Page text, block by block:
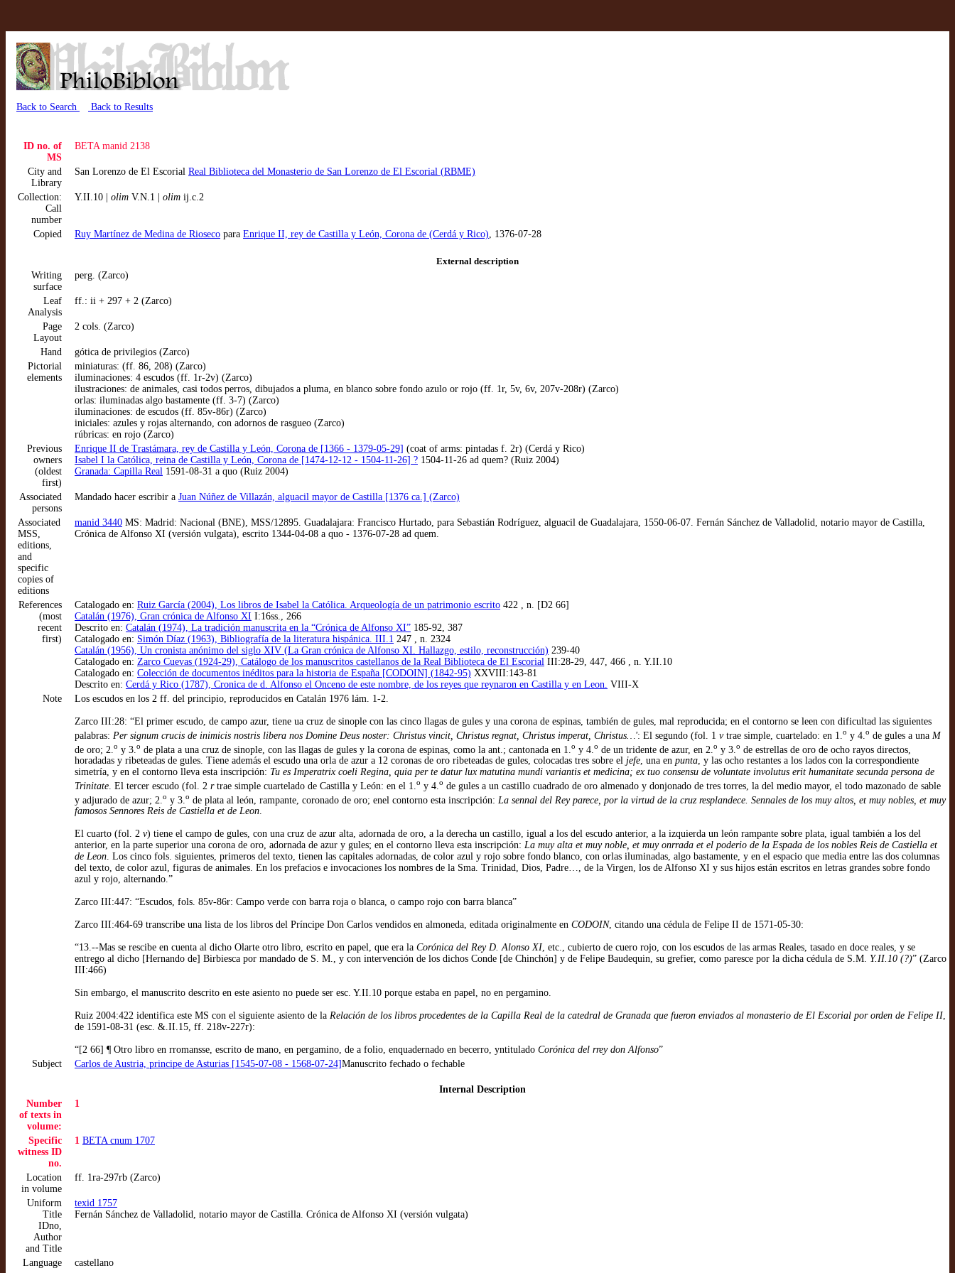
Back to Search Back to Results
ID no. of
MS
BETA manid 2138
City and
Library
San Lorenzo de El Escorial Real Biblioteca del Monasterio de San Lorenzo de El Escorial (RBME)
Collection:
Call
number
Y.II.10 | olim V.N.1 | olim ij.c.2
Copied Ruy Martínez de Medina de Rioseco para Enrique II, rey de Castilla y León, Corona de (Cerdá y Rico), 1376-07-28
External description
Writing
surface
perg. (Zarco)
Leaf
Analysis
ff.: ii + 297 + 2 (Zarco)
Page
Layout
2 cols. (Zarco)
Hand
gótica de privilegios (Zarco)
Pictorial
elements
miniaturas: (ff. 86, 208) (Zarco)
iluminaciones: 4 escudos (ff. 1r-2v) (Zarco)
ilustraciones: de animales, casi todos perros, dibujados a pluma, en blanco sobre fondo azulo or rojo (ff. 1r, 5v, 6v, 207v-208r) (Zarco)
orlas: iluminadas algo bastamente (ff. 3-7) (Zarco)
iluminaciones: de escudos (ff. 85v-86r) (Zarco)
iniciales: azules y rojas alternando, con adornos de rasgueo (Zarco)
rúbricas: en rojo (Zarco)
Previous
owners
(oldest
first)
Enrique II de Trastámara, rey de Castilla y León, Corona de [1366 - 1379-05-29] (coat of arms: pintadas f. 2r) (Cerdá y Rico)
Isabel I la Católica, reina de Castilla y León, Corona de [1474-12-12 - 1504-11-26] ? 1504-11-26 ad quem? (Ruiz 2004)
Granada: Capilla Real 1591-08-31 a quo (Ruiz 2004)
Associated
persons
Mandado hacer escribir a Juan Núñez de Villazán, alguacil mayor de Castilla [1376 ca.] (Zarco)
Associated
MSS,
editions,
and
specific
copies of
editions
manid 3440 MS: Madrid: Nacional (BNE), MSS/12895. Guadalajara: Francisco Hurtado, para Sebastián Rodríguez, alguacil de Guadalajara, 1550-06-07. Fernán Sánchez de Valladolid, notario mayor de Castilla,
Crónica de Alfonso XI (versión vulgata), escrito 1344-04-08 a quo - 1376-07-28 ad quem.
References
(most
recent
first)
Catalogado en: Ruiz García (2004), Los libros de Isabel la Católica. Arqueología de un patrimonio escrito 422 , n. [D2 66]
Catalán (1976), Gran crónica de Alfonso XI I:16ss., 266
Descrito en: Catalán (1974), La tradición manuscrita en la “Crónica de Alfonso XI” 185-92, 387
Catalogado en: Simón Díaz (1963), Bibliografía de la literatura hispánica. III.1 247 , n. 2324
Catalán (1956), Un cronista anónimo del siglo XIV (La Gran crónica de Alfonso XI. Hallazgo, estilo, reconstrucción) 239-40
Catalogado en: Zarco Cuevas (1924-29), Catálogo de los manuscritos castellanos de la Real Biblioteca de El Escorial III:28-29, 447, 466 , n. Y.II.10
Catalogado en: Colección de documentos inéditos para la historia de España [CODOIN] (1842-95) XXVIII:143-81
Descrito en: Cerdá y Rico (1787), Cronica de d. Alfonso el Onceno de este nombre, de los reyes que reynaron en Castilla y en Leon. VIII-X
Note
Los escudos en los 2 ff. del principio, reproducidos en Catalán 1976 lám. 1-2.
Zarco III:28: “El primer escudo, de campo azur, tiene ua cruz de sinople con las cinco llagas de gules y una corona de espinas, también de gules, mal reproducida; en el contorno se leen con dificultad las siguientes
palabras: Per signum crucis de inimicis nostris libera nos Domine Deus noster: Christus vincit, Christus regnat, Christus imperat, Christus…': El segundo (fol. 1 vtrae simple, cuartelado: en 1. o y 4. o de gules a una M
de oro; 2. o y 3. o de plata a una cruz de sinople, con las llagas de gules y la corona de espinas, como la ant.; cantonada en 1. o y 4. o de un tridente de azur, en 2. o y 3. o de estrellas de oro de ocho rayos directos,
horadadas y ribeteadas de gules. Tiene además el escudo una orla de azur a 12 coronas de oro ribeteadas de gules, colocadas tres sobre el jefe, una en punta, y las ocho restantes a los lados con la correspondiente
simetría, y en el contorno lleva esta inscripción: Tu es Imperatrix coeli Regina, quia per te datur lux matutina mundi variantis et medicina; ex tuo consensu de voluntate involutus erit humanitate secunda persona de
Trinitate . El tercer escudo (fol. 2 rtrae simple cuartelado de Castilla y León: en el 1. o y 4. o de gules a un castillo cuadrado de oro almenado y donjonado de tres torres, la del medio mayor, el todo mazonado de sable
y adjurado de azur; 2. o y 3. o de plata al león, rampante, coronado de oro; enel contorno esta inscripción: La sennal del Rey parece, por la virtud de la cruz resplandece. Sennales de los muy altos, et muy nobles, et muy
famosos Sennores Reis de Castiella et de Leon.
El cuarto (fol. 2 v) tiene el campo de gules, con una cruz de azur alta, adornada de oro, a la derecha un castillo, igual a los del escudo anterior, a la izquierda un león rampante sobre plata, igual también a los del
anterior, en la parte superior una corona de oro, adornada de azur y gules; en el contorno lleva esta inscripción: La muy alta et muy noble, et muy onrrada et el poderio de la Espada de los nobles Reis de Castiella et
de Leon. Los cinco fols. siguientes, primeros del texto, tienen las capitales adornadas, de color azul y rojo sobre fondo blanco, con orlas iluminadas, algo bastamente, y en el espacio que media entre las dos columnas
del texto, de color azul, figuras de animales. En los prefacios e invocaciones los nombres de la Sma. Trinidad, Dios, Padre…, de la Virgen, los de Alfonso XI y sus hijos están escritos en letras grandes sobre fondo
azul y rojo, alternando.”
Zarco III:447: “Escudos, fols. 85v-86r: Campo verde con barra roja o blanca, o campo rojo con barra blanca”
Zarco III:464-69 transcribe una lista de los libros del Príncipe Don Carlos vendidos en almoneda, editada originalmente en CODOIN, citando una cédula de Felipe II de 1571-05-30:
“13.--Mas se rescibe en cuenta al dicho Olarte otro libro, escrito en papel, que era la Corónica del Rey D. Alonso XI, etc., cubierto de cuero rojo, con los escudos de las armas Reales, tasado en doce reales, y se
entrego al dicho [Hernando de] Birbiesca por mandado de S. M., y con intervención de los dichos Conde [de Chinchón] y de Felipe Baudequin, su grefier, como paresce por la dicha cédula de S.M. Y.II.10 (?)” (Zarco
III:466)
Sin embargo, el manuscrito descrito en este asiento no puede ser esc. Y.II.10 porque estaba en papel, no en pergamino.
Ruiz 2004:422 identifica este MS con el siguiente asiento de la Relación de los libros procedentes de la Capilla Real de la catedral de Granada que fueron enviados al monasterio de El Escorial por orden de Felipe II,
de 1591-08-31 (esc. &.II.15, ff. 218v-227r):
“[2 66] ¶ Otro libro en rromansse, escrito de mano, en pergamino, de a folio, enquadernado en becerro, yntitulado Corónica del rrey don Alfonso”
Subject
Carlos de Austria, principe de Asturias [1545-07-08 - 1568-07-24]Manuscrito fechado o fechable
Internal Description
Number
of texts in
volume:
1
Specific
witness ID
no.
1 BETA cnum 1707
Location
in volume
ff. 1ra-297rb (Zarco)
Uniform
Title
IDno,
Author
and Title
texid 1757
Fernán Sánchez de Valladolid, notario mayor de Castilla. Crónica de Alfonso XI (versión vulgata)
Language
castellano